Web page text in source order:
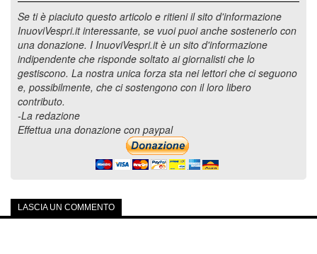
Se ti è piaciuto questo articolo e ritieni il sito d'informazione
InuoviVespri.it interessante, se vuoi puoi anche sostenerlo con
una donazione. I InuoviVespri.it è un sito d'informazione
indipendente che risponde soltato ai giornalisti che lo
gestiscono. La nostra unica forza sta nei lettori che ci seguono
e, possibilmente, che ci sostengono con il loro libero
contributo.
-La redazione
Effettua una donazione con paypal
LASCIA UN COMMENTO